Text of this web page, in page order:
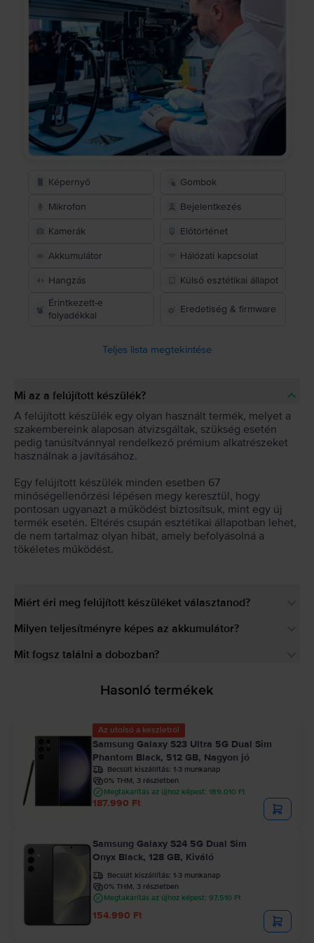
Képernyő Gombok
Mikrofon Bejelentkezés
Kamerák Előtörténet
Akkumulátor Hálózati kapcsolat
Hangzás
Külső esztétikai állapot
Érintkezett-e
folyadékkal
Eredetiség & firmware
Teljes lista megtekintése
Mi az a felújított készülék?
A felújított készülék egy olyan használt termék, melyet a
szakembereink alaposan átvizsgáltak, szükség esetén
pedig tanúsítvánnyal rendelkező prémium alkatrészeket
használnak a javításához.
Egy felújított készülék minden esetben 67
minőségellenőrzési lépésen megy keresztül, hogy
pontosan ugyanazt a működést biztosítsuk, mint egy új
termék esetén. Eltérés csupán esztétikai állapotban lehet,
de nem tartalmaz olyan hibát, amely befolyásolná a
tökéletes működést.
Miért éri meg felújított készüléket választanod?
Milyen teljesítményre képes az akkumulátor?
Mit fogsz találni a dobozban?
Hasonló termékek
Az utolsó a készletről
Samsung Galaxy S23 Ultra 5G Dual Sim
Phantom Black, 512 GB, Nagyon jó
Becsült kiszállítás: 1-3 munkanap
0% THM, 3 részletben
Megtakarítás az újhoz képest: 189.010 Ft
187.990 Ft
Samsung Galaxy S24 5G Dual Sim
Onyx Black, 128 GB, Kiváló
Becsült kiszállítás: 1-3 munkanap
0% THM, 3 részletben
Megtakarítás az újhoz képest: 97.510 Ft
154.990 Ft